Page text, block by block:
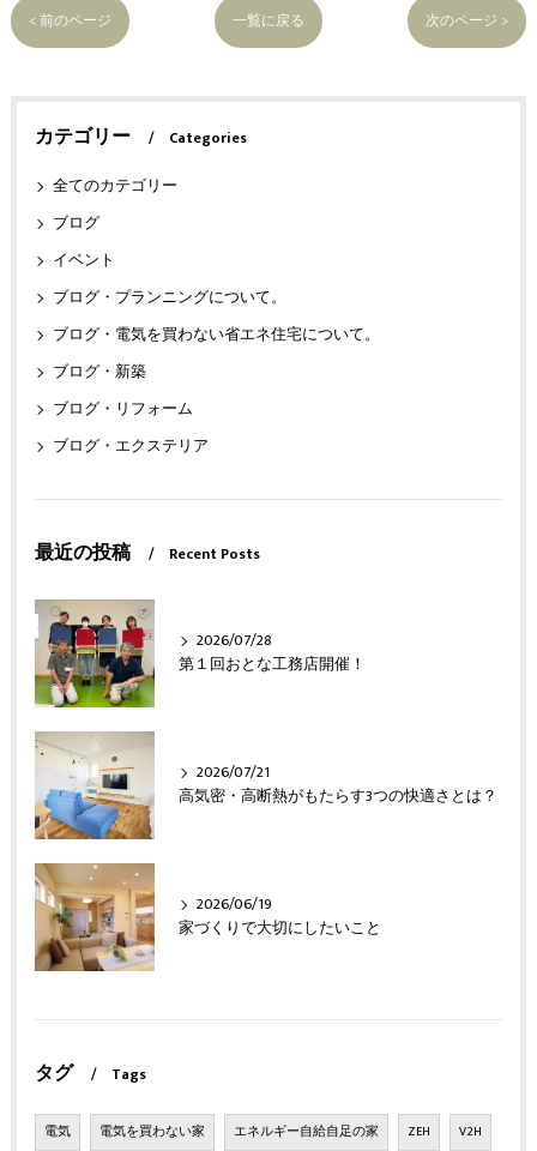
< 前のページ 一覧に戻る 次のページ >
カテゴリー
Categories
全てのカテゴリー
ブログ
イベント
ブログ・プランニングについて。
ブログ・電気を買わない省エネ住宅について。
ブログ・新築
ブログ・リフォーム
ブログ・エクステリア
最近の投稿 Recent Posts
2026/07/28
第１回おとな工務店開催！
2026/07/21
高気密・高断熱がもたらす3つの快適さとは？
2026/06/19
家づくりで大切にしたいこと
タグ Tags
電気 電気を買わない家 エネルギー自給自足の家 ZEH V2H